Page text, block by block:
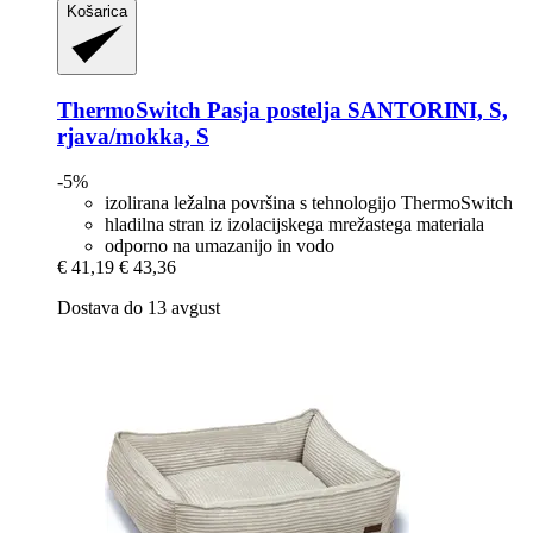
Košarica
ThermoSwitch Pasja postelja SANTORINI, S,
rjava/mokka, S
-5%
izolirana ležalna površina s tehnologijo ThermoSwitch
hladilna stran iz izolacijskega mrežastega materiala
odporno na umazanijo in vodo
€ 41,19 € 43,36
Dostava do 13 avgust